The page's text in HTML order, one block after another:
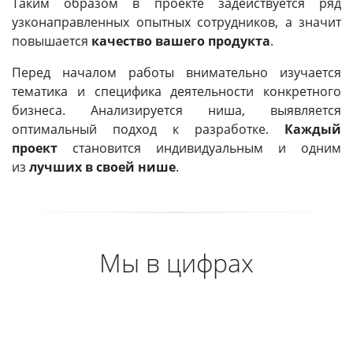
узконаправленных опытных сотрудников, а значит
повышается качество вашего продукта.
Перед началом работы внимательно изучается
тематика и специфика деятельности конкретного
бизнеса. Анализируется ниша, выявляется
оптимальный подход к разработке. Каждый
проект становится индивидуальным и одним
из лучших в своей нише.
Мы в цифрах